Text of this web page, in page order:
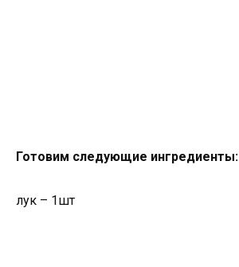
Готовим следующие ингредиенты:
лук – 1шт